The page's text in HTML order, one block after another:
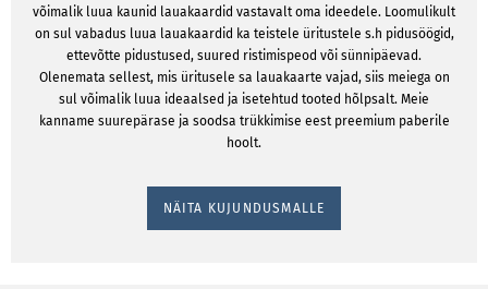
võimalik luua kaunid lauakaardid vastavalt oma ideedele. Loomulikult
on sul vabadus luua lauakaardid ka teistele üritustele s.h pidusöögid,
ettevõtte pidustused, suured ristimispeod või sünnipäevad.
Olenemata sellest, mis üritusele sa lauakaarte vajad, siis meiega on
sul võimalik luua ideaalsed ja isetehtud tooted hõlpsalt. Meie
kanname suurepärase ja soodsa trükkimise eest preemium paberile
hoolt.
NÄITA KUJUNDUSMALLE